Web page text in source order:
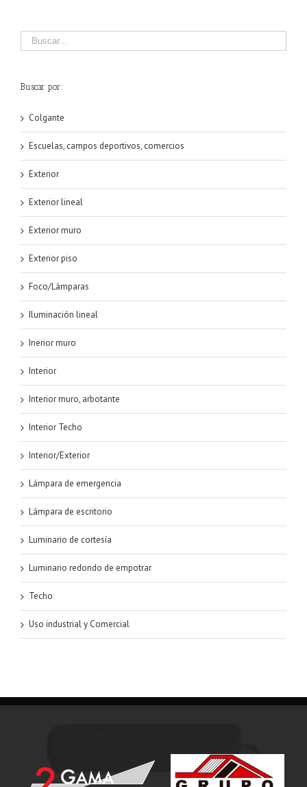
Buscar por:
Colgante
Escuelas, campos deportivos, comercios
Exterior
Exterior lineal
Exterior muro
Exterior piso
Foco/Lámparas
Iluminación lineal
Inerior muro
Interior
Interior muro, arbotante
Interior Techo
Interior/Exterior
Lámpara de emergencia
Lámpara de escritorio
Luminario de cortesía
Luminario redondo de empotrar
Techo
Uso industrial y Comercial